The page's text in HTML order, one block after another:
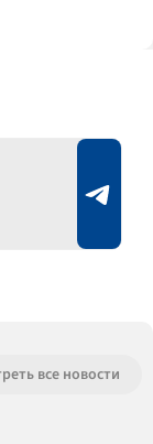
все новости